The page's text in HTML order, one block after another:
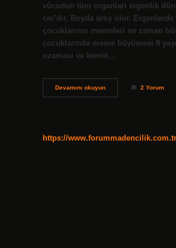
vücudun tüm organları ergenlik
cm’dir. Boyda artış olur.
çocuklarının memeleri ne zaman
çocuklarında meme büyümesi 8
uzaması ve kemik…
Devamını okuyunKız
Çocuklarında
2 Yorum
https://www.forummadencilik.com.tr